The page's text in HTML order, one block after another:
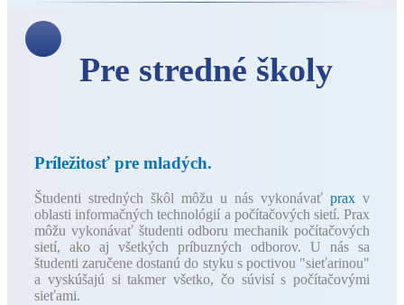
Pre stredné školy
Príležitosť pre mladých.
Študenti stredných škôl môžu u nás vykonávať prax v
oblasti informačných technológií a počítačových sietí. Prax
môžu vykonávať študenti odboru mechanik počítačových
sietí, ako aj všetkých príbuzných odborov. U nás sa
študenti zaručene dostanú do styku s poctivou "sieťarinou"
a vyskúšajú si takmer všetko, čo súvisí s počítačovými
sieťami.